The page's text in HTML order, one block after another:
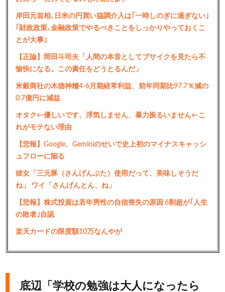
岸田元首相､日米の円買い協調介入は｢一時しのぎに過ぎない｣
｢財政政策､金融政策でやるべきことをしっかりやっておくこ
とが大事｣
【正論】岡田斗司夫「人間の本音としてブサイクを見たら不
愉快になる。この責任をどうとるんだ」
米穀商社の木徳神糧4-6月期経常利益、前年同期比97.7％減の
0.7億円に減益
オタク←優しいです、浮気しません、暴力振るいません←こ
れがモテない理由
【悲報】Google、Geminiのせいで史上初のマイナスキャッシ
ュフローに陥る
彼女「三元豚（さんげんぶた）使用だって、美味しそうだ
ね」 ワイ「さんげんとん、ね」
【悲報】株式投資は若年男性の自信喪失の原因 6割超が｢人生
の敗者｣自認
楽天カードの限度額10万なんやが
底辺「学校の勉強は大人になったら